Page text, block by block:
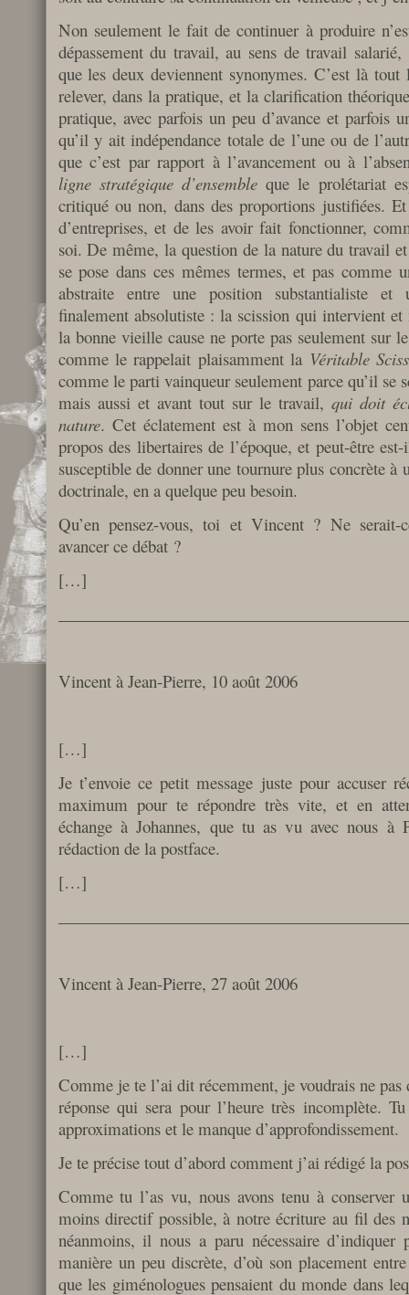
Non seulement le fait de continuer à produire
dépassement du travail, au sens de travail
que les deux deviennent synonymes. C’est là
relever, dans la pratique, et la clarification
pratique, avec parfois un peu d’avance et parfois
qu’il y ait indépendance totale de l’une ou de
que c’est par rapport à l’avancement ou à
ligne stratégique d’ensembleque le prolétariat
critiqué ou non, dans des proportions justifiées.
d’entreprises, et de les avoir fait fonctionner,
soi. De même, la question de la nature du travail
se pose dans ces mêmes termes, et pas comme
abstraite entre une position substantialiste et
finalement absolutiste : la scission qui intervient et
la bonne vieille cause ne porte pas seulement sur
comme le rappelait plaisamment la Véritable
comme le parti vainqueur seulement parce qu’il se
mais aussi et avant tout sur le travail, qui doit
nature. Cet éclatement est à mon sens l’objet
propos des libertaires de l’époque, et peut-être
susceptible de donner une tournure plus concrète à
doctrinale, en a quelque peu besoin.
Qu’en pensez-vous, toi et Vincent ? Ne serait-
avancer ce débat ?
[…]
Vincent à Jean-Pierre, 10 août 2006
[…]
Je t’envoie ce petit message juste pour accuser
maximum pour te répondre très vite, et en
échange à Johannes, que tu as vu avec nous
rédaction de la postface.
[…]
Vincent à Jean-Pierre, 27 août 2006
[…]
Comme je te l’ai dit récemment, je voudrais ne
réponse qui sera pour l’heure très incomplète.
approximations et le manque d’approfondissement.
Je te précise tout d’abord comment j’ai rédigé la
Comme tu l’as vu, nous avons tenu à conserver
moins directif possible, à notre écriture au fil des
néanmoins, il nous a paru nécessaire d’indiquer
manière un peu discrète, d’où son placement
que les giménologues pensaient du monde dans